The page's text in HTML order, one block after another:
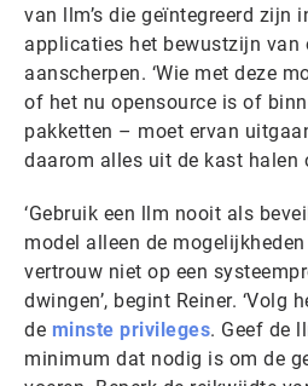
van llm’s die geïntegreerd zijn
applicaties het bewustzijn van
aanscherpen. ‘Wie met deze
of het nu opensource is of
pakketten – moet ervan
daarom alles uit de kast halen
‘Gebruik een llm nooit als
model alleen de
vertrouw niet op een
dwingen’, begint Reiner. ‘Volg
de minste privileges. Geef de
minimum dat nodig is om de